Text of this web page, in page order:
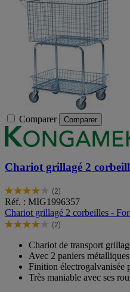
Comparer Comparer
Chariot grillagé 2
(2)
4.0
sur
5
étoiles.
avis
Réf. : MIG1996357
Chariot grillagé 2 corbeilles -
(2)
4.0
étoiles.
Chariot de transport
Avec 2 paniers
Finition électrogalvanisée
Très maniable avec ses